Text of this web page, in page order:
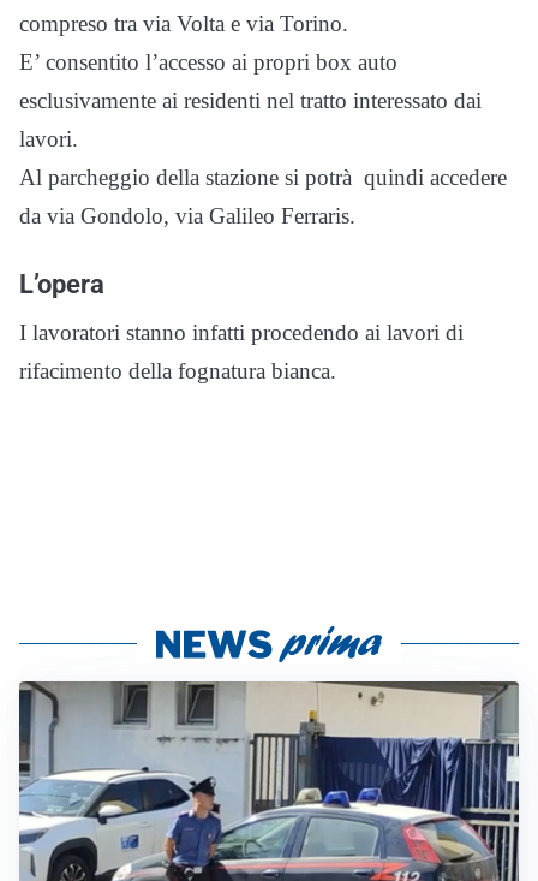
compreso tra via Volta e via Torino.
E’ consentito l’accesso ai propri box auto
esclusivamente ai residenti nel tratto interessato dai
lavori.
Al parcheggio della stazione si potrà quindi accedere
da via Gondolo, via Galileo Ferraris.
L’opera
I lavoratori stanno infatti procedendo ai lavori di
rifacimento della fognatura bianca.